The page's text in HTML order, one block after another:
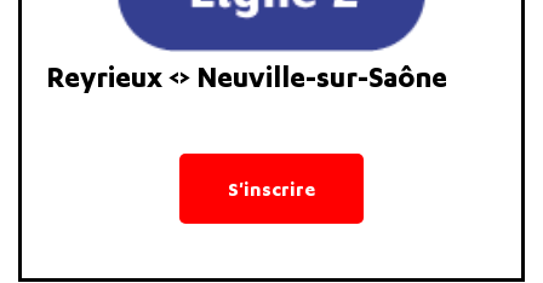
Reyrieux <> Neuville-sur-Saône
S'inscrire